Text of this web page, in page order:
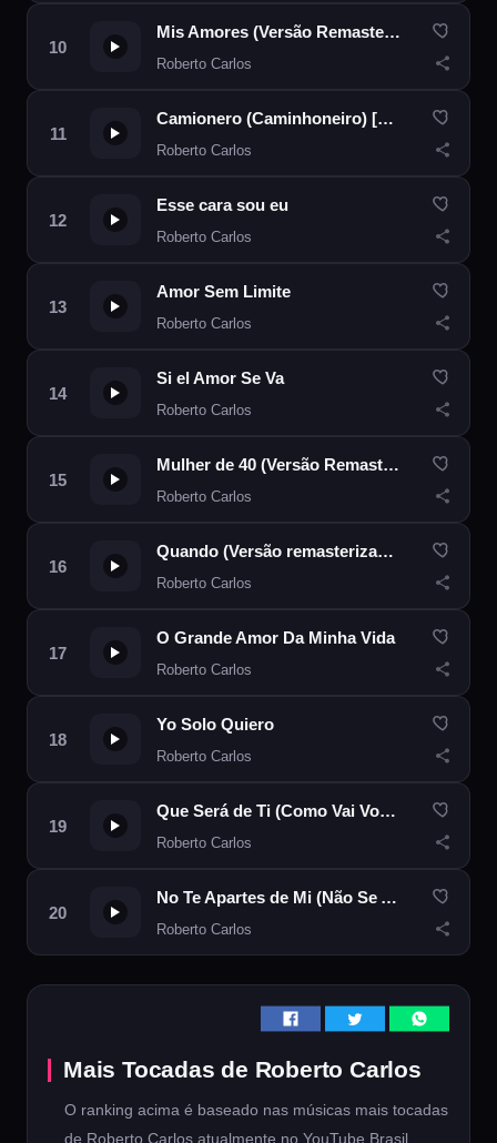
Mis Amores (Versão Remasterizada)
Roberto Carlos
Camionero (Caminhoneiro) [Gentle On My Mind]
Roberto Carlos
Esse cara sou eu
Roberto Carlos
Amor Sem Limite
Roberto Carlos
Si el Amor Se Va
Roberto Carlos
Mulher de 40 (Versão Remasterizada)
Roberto Carlos
Quando (Versão remasterizada)
Roberto Carlos
O Grande Amor Da Minha Vida
Roberto Carlos
Yo Solo Quiero
Roberto Carlos
Que Será de Ti (Como Vai Você)
Roberto Carlos
No Te Apartes de Mi (Não Se Afaste de Mim)
Roberto Carlos
Mais Tocadas de Roberto Carlos
O ranking acima é baseado nas músicas mais tocadas
de Roberto Carlos atualmente no YouTube Brasil.